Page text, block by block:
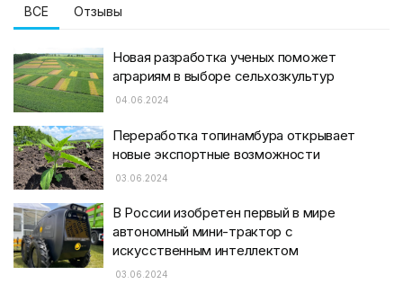
ВСЕ Отзывы
Новая разработка ученых поможет
аграриям в выборе сельхозкультур
04.06.2024
Переработка топинамбура открывает
новые экспортные возможности
03.06.2024
В России изобретен первый в мире
автономный мини-трактор с
искусственным интеллектом
03.06.2024